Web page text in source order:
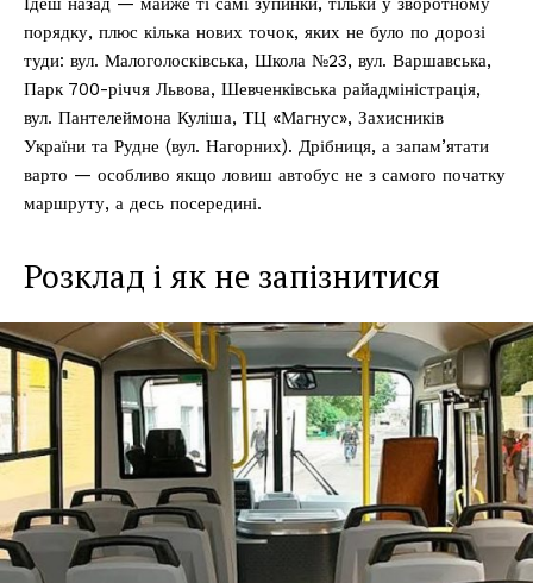
порядку, плюс кілька нових точок, яких не було по дорозі
туди: вул. Малоголосківська, Школа №23, вул. Варшавська,
Парк 700-річчя Львова, Шевченківська райадміністрація,
вул. Пантелеймона Куліша, ТЦ «Магнус», Захисників
України та Рудне (вул. Нагорних). Дрібниця, а запам’ятати
варто — особливо якщо ловиш автобус не з самого початку
маршруту, а десь посередині.
Розклад і як не запізнитися